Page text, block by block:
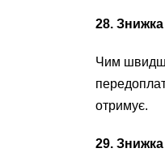
28.
Чим
отримує.
29. Знижка